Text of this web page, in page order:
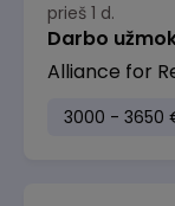
prieš 1 d.
Darbo
Alliance for
3000 - 3650